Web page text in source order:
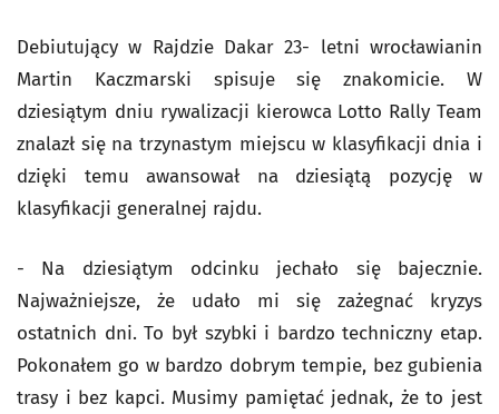
Debiutujący w Rajdzie Dakar 23- letni wrocławianin
Martin Kaczmarski spisuje się znakomicie. W
dziesiątym dniu rywalizacji kierowca Lotto Rally Team
znalazł się na trzynastym miejscu w klasyfikacji dnia i
dzięki temu awansował na dziesiątą pozycję w
klasyfikacji generalnej rajdu.
- Na dziesiątym odcinku jechało się bajecznie.
Najważniejsze, że udało mi się zażegnać kryzys
ostatnich dni. To był szybki i bardzo techniczny etap.
Pokonałem go w bardzo dobrym tempie, bez gubienia
trasy i bez kapci. Musimy pamiętać jednak, że to jest